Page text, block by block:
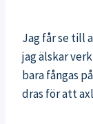
Jag får se till
jag älskar
bara fångas
dras för att